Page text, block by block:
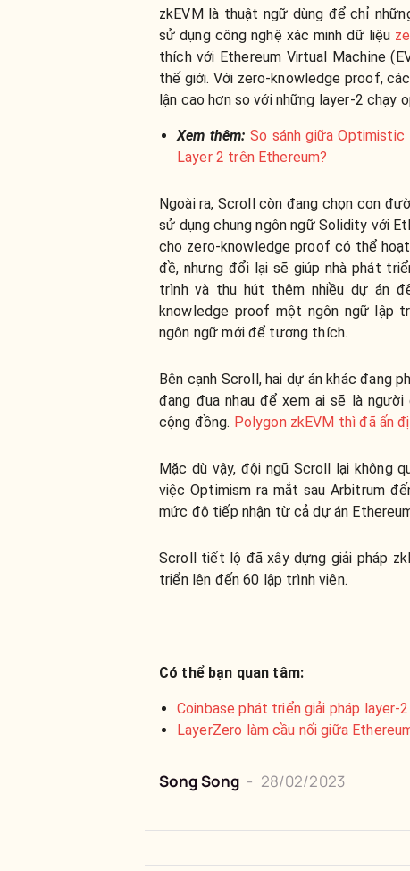
zkEVM là thuật ngữ dùng để chỉ
sử dụng công nghệ xác minh dữ liệu
thích với Ethereum Virtual Machine
thế giới. Với zero-knowledge proof,
lận cao hơn so với những layer-2 chạy
Xem thêm: So sánh giữa
Layer 2 trên Ethereum?
Ngoài ra, Scroll còn đang chọn con
sử dụng chung ngôn ngữ Solidity với
cho zero-knowledge proof có thể
đề, nhưng đổi lại sẽ giúp nhà phát
trình và thu hút thêm nhiều dự án
knowledge proof một ngôn ngữ lập
ngôn ngữ mới để tương thích.
Bên cạnh Scroll, hai dự án khác đang
đang đua nhau để xem ai sẽ là
cộng đồng. Polygon zkEVM thì đã ấn
Mặc dù vậy, đội ngũ Scroll lại không
việc Optimism ra mắt sau Arbitrum
mức độ tiếp nhận từ cả dự án
Scroll tiết lộ đã xây dựng giải pháp
triển lên đến 60 lập trình viên.
Có thể bạn quan tâm:
Coinbase phát triển giải pháp
LayerZero làm cầu nối giữa
Song Song - 28/02/2023